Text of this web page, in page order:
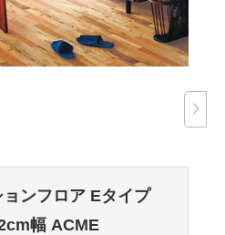
ンフロア Eタイプ
幅 ACME